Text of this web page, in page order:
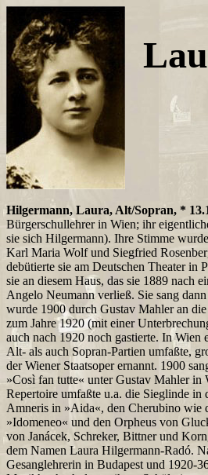
Hilgermann, Laura, Alt/Sopran, *
Bürgerschullehrer in Wien; ihr
sie sich Hilgermann). Ihre Stimme
Karl Maria Wolf und Siegfried
debütierte sie am Deutschen Theater in
sie an diesem Haus, das sie 1889 nach
Angelo Neumann verließ. Sie sang
wurde 1900 durch Gustav Mahler an
zum Jahre 1920 (mit einer
auch nach 1920 noch gastierte. In
Alt- als auch Sopran-Partien umfaßte,
der Wiener Staatsoper ernannt. 1900
»Così fan tutte« unter Gustav Mahler in
Repertoire umfaßte u.a. die Sieglinde
Amneris in »Aida«, den Cherubino wie
»Idomeneo« und den Orpheus von
von Janácek, Schreker, Bittner und
dem Namen Laura Hilgermann-Radó.
Gesanglehrerin in Budapest und 1920-